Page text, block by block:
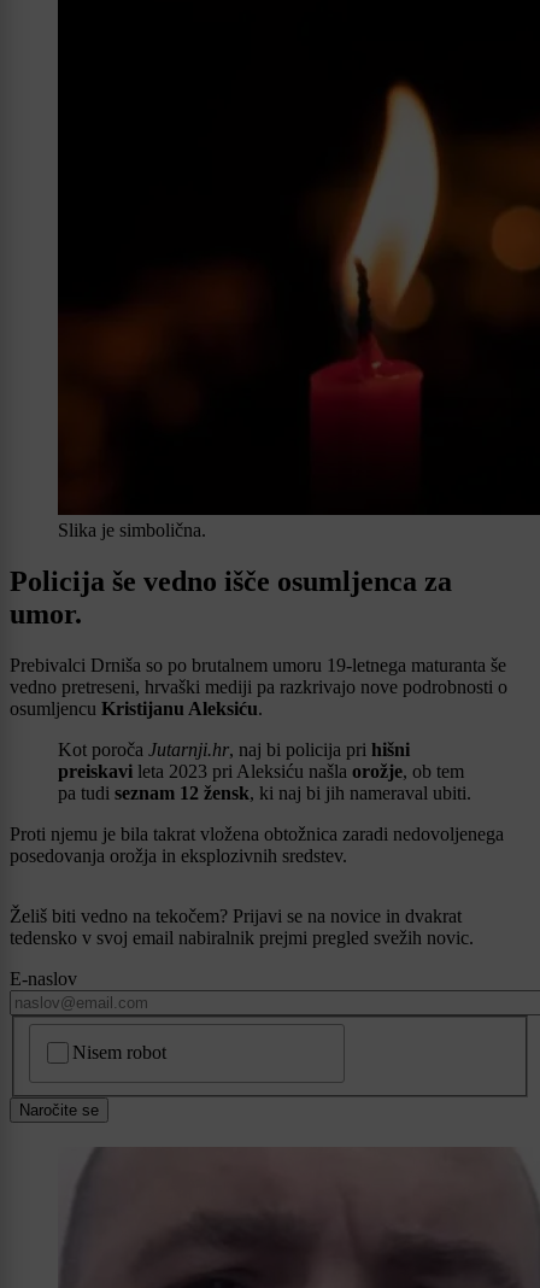
Slika je simbolična.
Policija še vedno išče osumljenca za
umor.
Prebivalci Drniša so po brutalnem umoru 19-letnega maturanta še
vedno pretreseni, hrvaški mediji pa razkrivajo nove podrobnosti o
osumljencu Kristijanu Aleksiću.
Kot poroča Jutarnji.hr, naj bi policija pri hišni
preiskavi leta 2023 pri Aleksiću našla orožje, ob tem
pa tudi seznam 12 žensk, ki naj bi jih nameraval ubiti.
Proti njemu je bila takrat vložena obtožnica zaradi nedovoljenega
posedovanja orožja in eksplozivnih sredstev.
Želiš biti vedno na tekočem? Prijavi se na novice in dvakrat
tedensko v svoj email nabiralnik prejmi pregled svežih novic.
E-naslov
Nisem robot
Naročite se